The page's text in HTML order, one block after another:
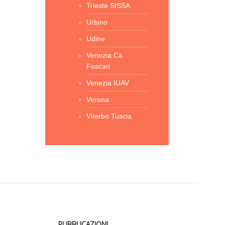
Trieste SISSA
Urbino
Udine
Venezia Cà
Foscari
Venezia IUAV
Verona
Viterbo Tuscia